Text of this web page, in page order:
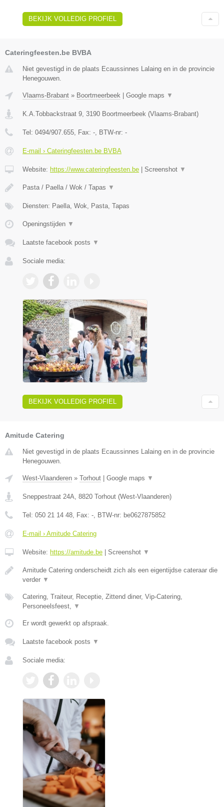
BEKIJK VOLLEDIG PROFIEL
Cateringfeesten.be BVBA
Niet gevestigd in de plaats Ecaussinnes Lalaing en in de provincie
Henegouwen.
Vlaams-Brabant » Boortmeerbeek Google maps ▼
K.A.Tobbackstraat 9 3190 Boortmeerbeek (Vlaams-Brabant)
Tel: 0494/907.655 , Fax: - , BTW-nr: -
E-mail › Cateringfeesten.be BVBA
Website: https://www.cateringfeesten.be Screenshot ▼
Pasta / Paella / Wok / Tapas ▼
Diensten: Paella, Wok, Pasta, Tapas
Openingstijden ▼
Laatste facebook posts ▼
Sociale media:
BEKIJK VOLLEDIG PROFIEL
Amitude Catering
Niet gevestigd in de plaats Ecaussinnes Lalaing en in de provincie
Henegouwen.
West-Vlaanderen » Torhout | Google maps ▼
Sneppestraat 24A 8820 Torhout (West-Vlaanderen)
Tel: 050 21 14 48 , Fax: - , BTW-nr: be0627875852
E-mail › Amitude Catering
Website: https://amitude.be | Screenshot ▼
Amitude Catering onderscheidt zich als een eigentijdse cateraar die
verder ▼
Catering, Traiteur, Receptie, Zittend diner, Vip-Catering,
Personeelsfeest,
▼
Er wordt gewerkt op afspraak.
Laatste facebook posts ▼
Sociale media: